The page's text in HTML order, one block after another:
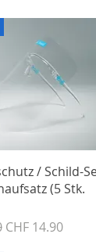
/ Schild-
(5 Stk.
Sale-Preis
CHF 14.90